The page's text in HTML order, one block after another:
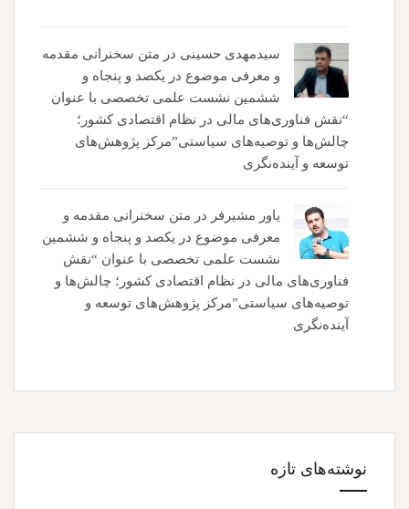
سیدمهدی حسینی در متن سخنرانی مقدمه
و معرفی موضوع در یکصد و پنجاه و
ششمین نشست علمی تخصصی با عنوان
“نقش فناوری‌های مالی در نظام اقتصادی کشور؛
چالش‌ها و توصیه‌های سیاستی”مرکز پژوهش‌های
توسعه و آینده‌نگری
یاور مشیرفر در متن سخنرانی مقدمه و
معرفی موضوع در یکصد و پنجاه و ششمین
نشست علمی تخصصی با عنوان “نقش
فناوری‌های مالی در نظام اقتصادی کشور؛ چالش‌ها و
توصیه‌های سیاستی”مرکز پژوهش‌های توسعه و
آینده‌نگری
نوشته‌های تازه